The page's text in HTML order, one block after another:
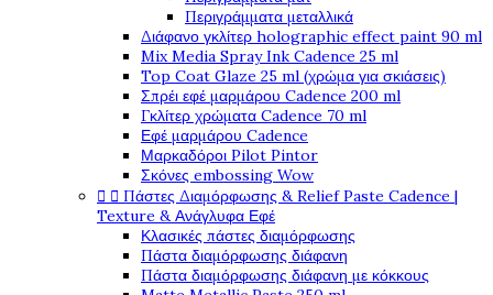
Περιγράμματα μεταλλικά
Διάφανο γκλίτερ holographic effect paint 90 ml
Mix Media Spray Ink Cadence 25 ml
Top Coat Glaze 25 ml (χρώμα για σκιάσεις)
Σπρέι εφέ μαρμάρου Cadence 200 ml
Γκλίτερ χρώματα Cadence 70 ml
Εφέ μαρμάρου Cadence
Μαρκαδόροι Pilot Pintor
Σκόνες embossing Wow
  Πάστες Διαμόρφωσης & Relief Paste Cadence |
Texture & Ανάγλυφα Εφέ
Κλασικές πάστες διαμόρφωσης
Πάστα διαμόρφωσης διάφανη
Πάστα διαμόρφωσης διάφανη με κόκκους